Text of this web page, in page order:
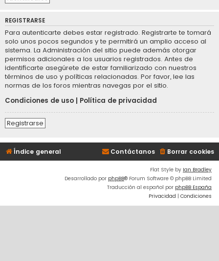
REGISTRARSE
Para autenticarte debes estar registrado. Registrarte te tomará
solo unos pocos segundos y te permitirá un amplio acceso al
sistema. La Administración del sitio puede además otorgar
permisos adicionales a los usuarios registrados. Antes de
identificarte asegúrete de estar familiarizado con nuestros
términos de uso y políticas relacionadas. Por favor, lee las
normas de los foros mientras navegas por el sitio.
Condiciones de uso
Política de privacidad
Registrarse
Índice general Borrar cookies
Contáctanos
Flat Style by Ian Bradley
Desarrollado por phpBB® Forum Software © phpBB Limited
Traducción al español por phpBB España
Privacidad | Condiciones